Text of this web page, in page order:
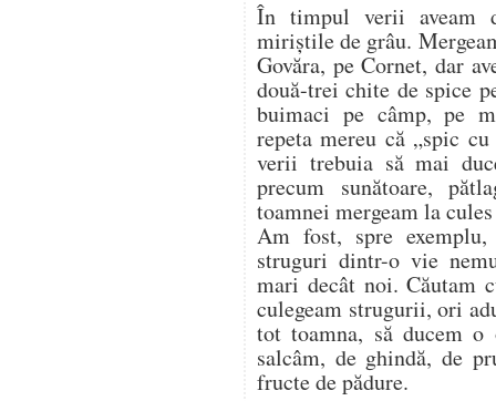
În timpul verii aveam
miriștile de grâu.
Govăra, pe Cornet, dar
două-trei chite de spice
buimaci pe câmp, pe
repeta mereu că „spic
verii trebuia să mai
precum sunătoare,
toamnei mergeam la
Am fost, spre
struguri dintr-o vie
mari decât noi. Căutam
culegeam strugurii, ori
tot toamna, să ducem o
salcâm, de ghindă, de
fructe de pădure.